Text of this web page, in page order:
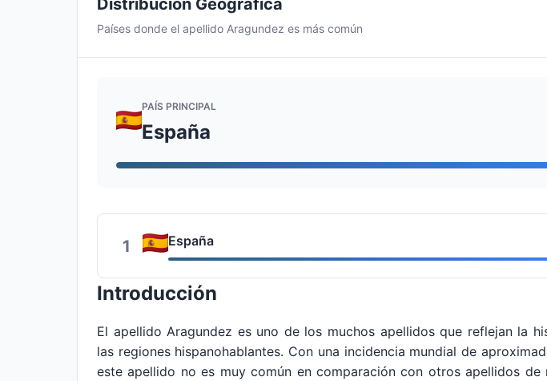
Distribución Geográfica
Países donde el apellido Aragundez es más común
PAÍS PRINCIPAL
España
1 España
Introducción
El apellido Aragundez es uno de los muchos apellidos que reflejan la
las regiones hispanohablantes. Con una incidencia mundial de
este apellido no es muy común en comparación con otros apellidos de